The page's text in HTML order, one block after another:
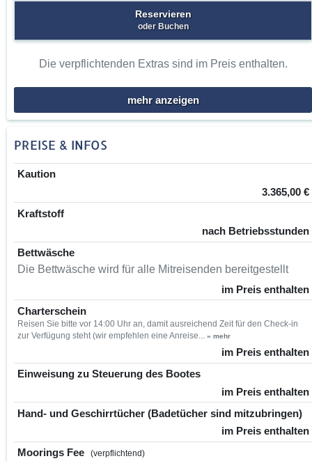
Reservieren
oder Buchen
Die verpflichtenden Extras sind im Preis enthalten.
mehr anzeigen
PREISE & INFOS
Kaution
3.365,00 €
Kraftstoff
nach Betriebsstunden
Bettwäsche
Die Bettwäsche wird für alle Mitreisenden bereitgestellt
im Preis enthalten
Charterschein
Reisen Sie bitte vor 14:00 Uhr an, damit ausreichend Zeit für den Check-in
zur Verfügung steht (wir empfehlen eine Anreise...
» mehr
im Preis enthalten
Einweisung zu Steuerung des Bootes
im Preis enthalten
Hand- und Geschirrtücher (Badetücher sind mitzubringen)
im Preis enthalten
Moorings Fee
(verpflichtend)